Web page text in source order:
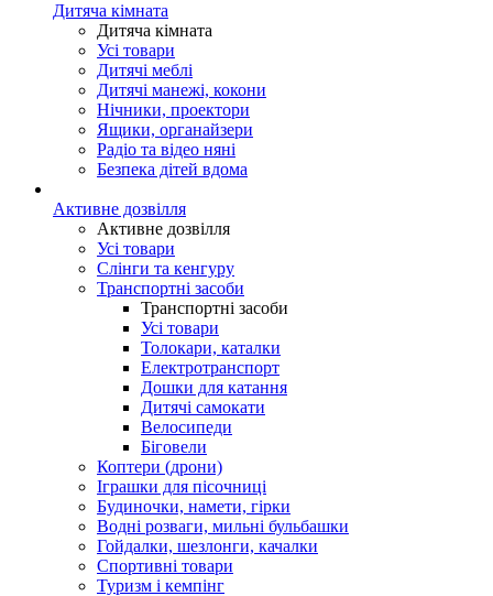
Дитяча кімната
Дитяча кімната
Усі товари
Дитячі меблі
Дитячі манежі, кокони
Нічники, проектори
Ящики, органайзери
Радіо та відео няні
Безпека дітей вдома
Активне дозвілля
Активне дозвілля
Усі товари
Слінги та кенгуру
Транспортні засоби
Транспортні засоби
Усі товари
Толокари, каталки
Електротранспорт
Дошки для катання
Дитячі самокати
Велосипеди
Біговели
Коптери (дрони)
Іграшки для пісочниці
Будиночки, намети, гірки
Водні розваги, мильні бульбашки
Гойдалки, шезлонги, качалки
Спортивні товари
Туризм і кемпінг